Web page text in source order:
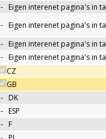
- Eigen interenet pagina's in
- Eigen interenet pagina's in
- Eigen interenet pagina's in
- Eigen interenet pagina's in
CZ
GB
- DK
- ESP
- F